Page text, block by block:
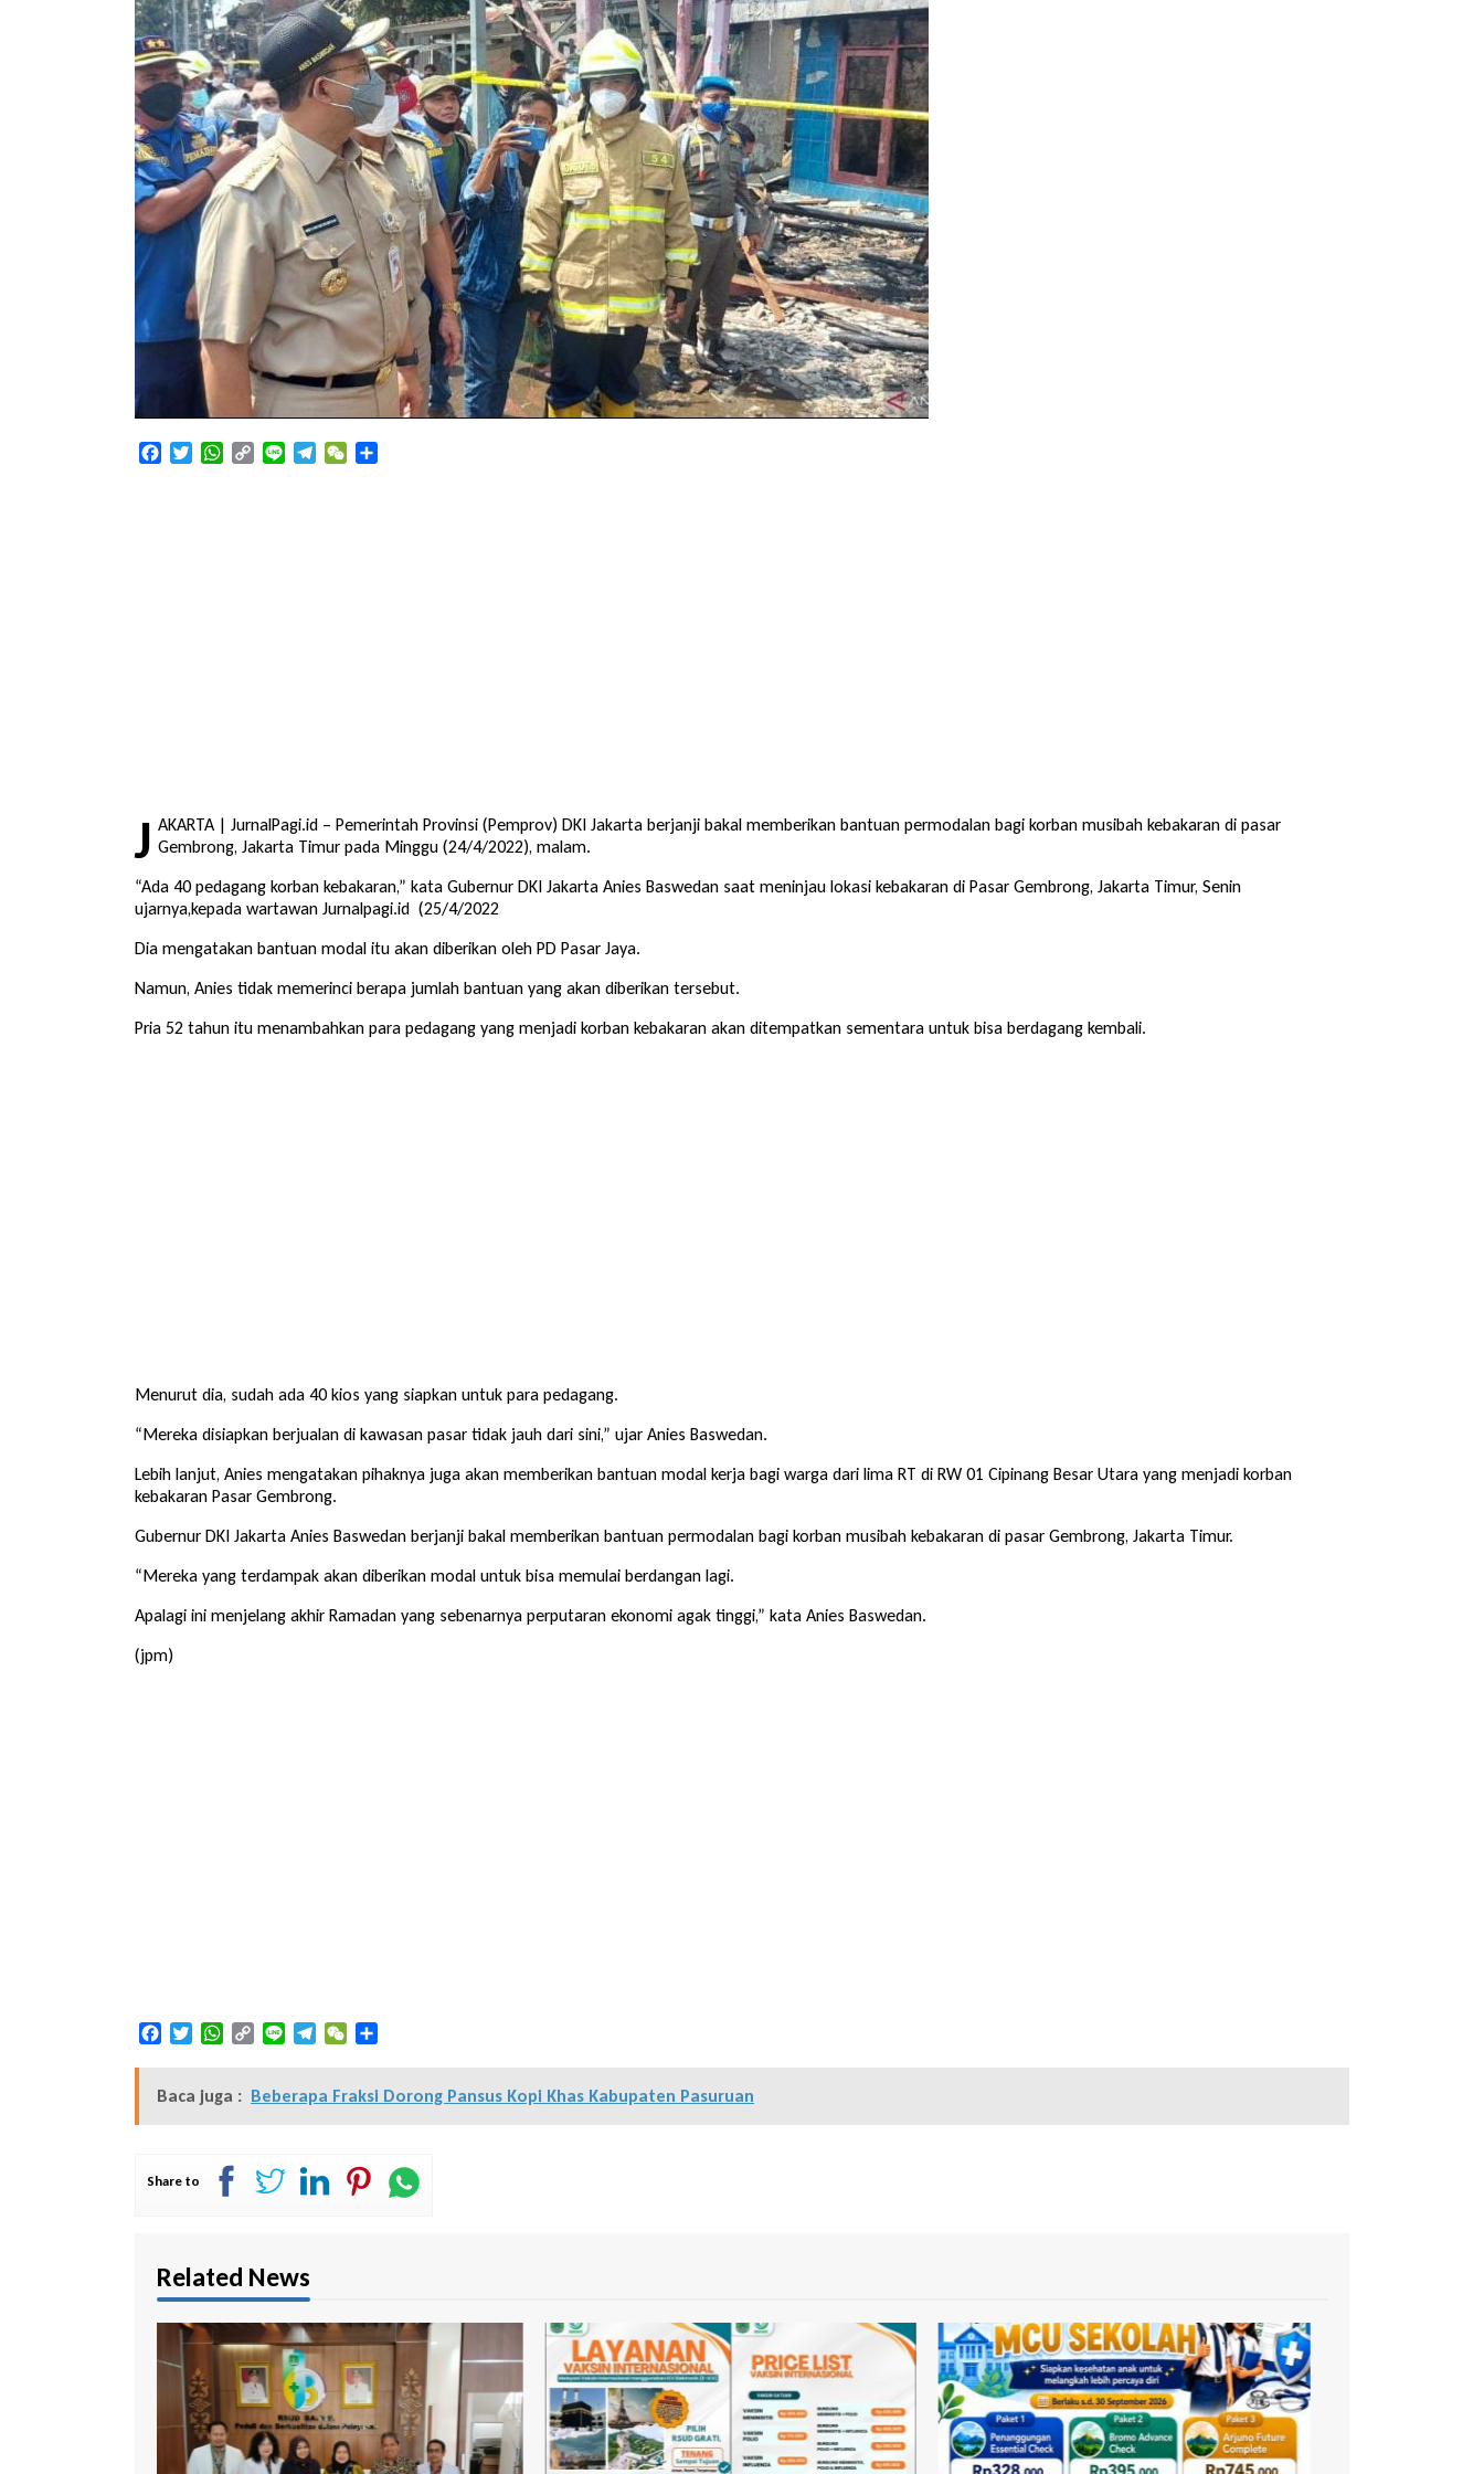
FacebookTwitterWhatsApp
Copy
Line TelegramWeChat
J AKARTA | JurnalPagi.id – Pemerintah Provinsi (Pemprov) DKI Jakarta berjanji bakal memberikan bantuan permodalan bagi korban musibah kebakaran di pasar
Gembrong, Jakarta Timur pada Minggu (24/4/2022), malam.
“Ada 40 pedagang korban kebakaran,” kata Gubernur DKI Jakarta Anies Baswedan saat meninjau lokasi kebakaran di Pasar Gembrong, Jakarta Timur, Senin
ujarnya,kepada wartawan Jurnalpagi.id (25/4/2022
Dia mengatakan bantuan modal itu akan diberikan oleh PD Pasar Jaya.
Namun, Anies tidak memerinci berapa jumlah bantuan yang akan diberikan tersebut.
Pria 52 tahun itu menambahkan para pedagang yang menjadi korban kebakaran akan ditempatkan sementara untuk bisa berdagang kembali.
Menurut dia, sudah ada 40 kios yang siapkan untuk para pedagang.
“Mereka disiapkan berjualan di kawasan pasar tidak jauh dari sini,” ujar Anies Baswedan.
Lebih lanjut, Anies mengatakan pihaknya juga akan memberikan bantuan modal kerja bagi warga dari lima RT di RW 01 Cipinang Besar Utara yang menjadi korban
kebakaran Pasar Gembrong.
Gubernur DKI Jakarta Anies Baswedan berjanji bakal memberikan bantuan permodalan bagi korban musibah kebakaran di pasar Gembrong, Jakarta Timur.
“Mereka yang terdampak akan diberikan modal untuk bisa memulai berdangan lagi.
Apalagi ini menjelang akhir Ramadan yang sebenarnya perputaran ekonomi agak tinggi,” kata Anies Baswedan.
(jpm)
FacebookTwitterWhatsApp
Copy
Line TelegramWeChat
Baca juga : Beberapa Fraksi Dorong Pansus Kopi Khas Kabupaten Pasuruan
Share to
Related News